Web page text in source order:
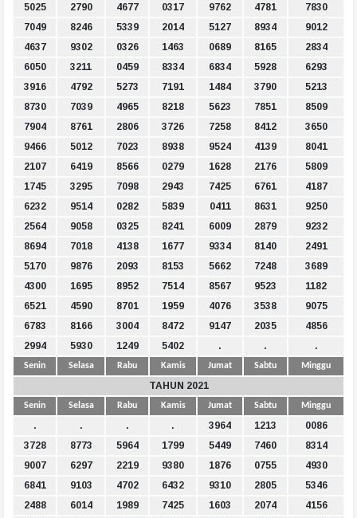
5025
2790 4677 0317 9762 4781
7830
7049
8246 5339 2014 5127 8934
9012
4637
9302 0326 1463 0689 8165
2834
6050
3211 0459 8334 6834 5928
6293
3916
4792 5273 7191 1484 3790
5213
8730
7039 4965 8218 5623 7851
8509
7904
8761 2806 3726 7258 8412
3650
9466
5012 7023 8938 9524 4139
8041
2107
6419 8566 0279 1628 2176
5809
1745
3295 7098 2943 7425 6761
4187
6232
9514 0282 5839 0411 8631
9250
2564
9058 0325 8241 6009 2879
9232
8694
7018 4138 1677 9334 8140
2491
5170
9876 2093 8153 5662 7248
3689
4300
1695 8952 7514 8567 9523
1182
6521
4590 8701 1959 4076 3538
9075
6783
8166 3004 8472 9147 2035
4856
2994
5930 1249 5402 . . .
Senin Selasa Rabu Kamis Jumat Sabtu Minggu
TAHUN 2021
Senin Selasa Rabu Kamis Jumat Sabtu Minggu
. . . . 3964 1213
0086
3728
8773 5964 1799 5449 7460
8314
9007
6297 2219 9380 1876 0755
4930
6841
9103 4702 6432 9310 2805
5346
2488
6014 1989 7425 1603 2074
4156